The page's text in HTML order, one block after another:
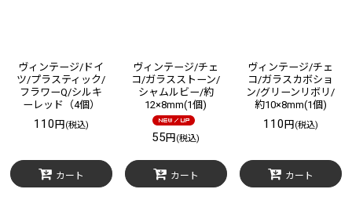
ヴィンテージ/ドイ
ツ/プラスティック/
フラワーQ/シルキ
ーレッド（4個）
110 円 (税込)
カート
ヴィンテージ/チェ
コ/ガラスストーン/
シャムルビー/約
12×8mm(1個)
55円 (税込)
カート
ヴィンテージ/チェ
コ/ガラスカボショ
ン/グリーンリボリ/
約10×8mm(1個)
110 円 (税込)
カート